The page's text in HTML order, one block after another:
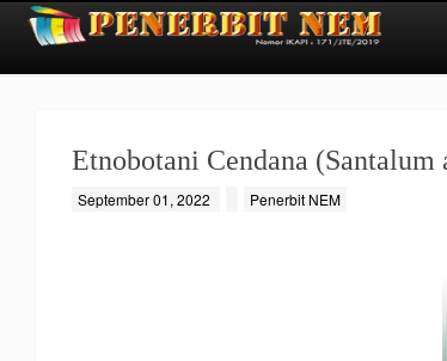
Etnobotani Cendana
September 01, 2022 Penerbit NEM